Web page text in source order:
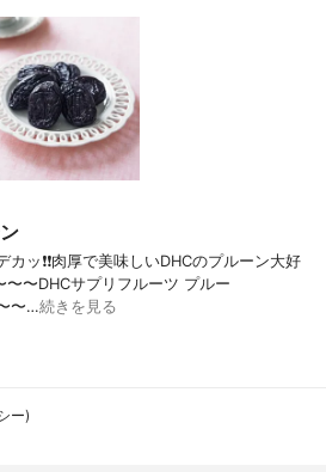
ッ❗️❗️肉厚で美味しいDHCのプルーン大好
〜DHCサプリフルーツ プルー
〜…続きを見る
ー)